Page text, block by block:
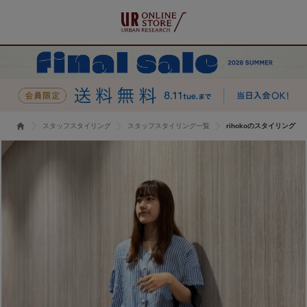
スタッフスタイリング スタッフスタイリング一覧 rihokoのスタイリング